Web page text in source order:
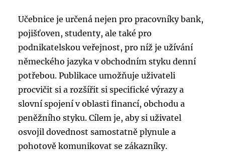
Učebnice je určená nejen pro pracovníky bank,
pojišťoven, studenty, ale také pro
podnikatelskou veřejnost, pro níž je užívání
německého jazyka v obchodním styku denní
potřebou. Publikace umožňuje uživateli
procvičit si a rozšířit si specifické výrazy a
slovní spojení v oblasti financí, obchodu a
peněžního styku. Cílem je, aby si uživatel
osvojil dovednost samostatně plynule a
pohotově komunikovat se zákazníky.